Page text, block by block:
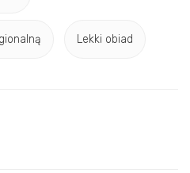
Lekki obiad